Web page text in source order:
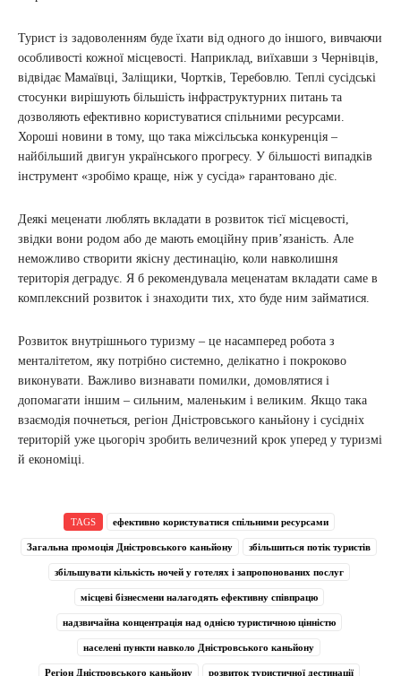
Турист із задоволенням буде їхати від одного до іншого, вивчаючи
особливості кожної місцевості. Наприклад, виїхавши з Чернівців,
відвідає Мамаївці, Заліщики, Чортків, Теребовлю. Теплі сусідські
стосунки вирішують більшість інфраструктурних питань та
дозволяють ефективно користуватися спільними ресурсами.
Хороші новини в тому, що така міжсільська конкуренція –
найбільший двигун українського прогресу. У більшості випадків
інструмент «зробімо краще, ніж у сусіда» гарантовано діє.
Деякі меценати люблять вкладати в розвиток тієї місцевості,
звідки вони родом або де мають емоційну прив’язаність. Але
неможливо створити якісну дестинацію, коли навколишня
територія деградує. Я б рекомендувала меценатам вкладати саме в
комплексний розвиток і знаходити тих, хто буде ним займатися.
Розвиток внутрішнього туризму – це насамперед робота з
менталітетом, яку потрібно системно, делікатно і покроково
виконувати. Важливо визнавати помилки, домовлятися і
допомагати іншим – сильним, маленьким і великим. Якщо така
взаємодія почнеться, регіон Дністровського каньйону і сусідніх
територій уже цьогоріч зробить величезний крок уперед у туризмі
й економіці.
TAGS ефективно користуватися спільними ресурсами
Загальна промоція Дністровського каньйону збільшиться потік туристів
збільшувати кількість ночей у готелях і запропонованих послуг
місцеві бізнесмени налагодять ефективну співпрацю
надзвичайна концентрація над однією туристичною цінністю
населені пункти навколо Дністровського каньйону
Регіон Дністровського каньйону розвиток туристичної дестинації